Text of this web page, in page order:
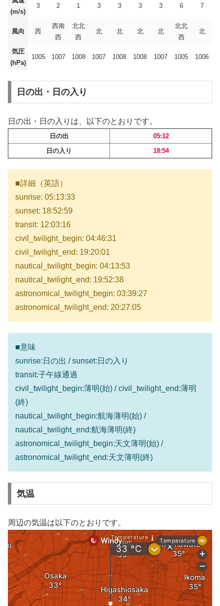
(m/s)
3 2 1 3 3 3 3 6 7
風向 西
西南
西
北北
西
北 北 北 北
北北
西
北
気圧
(hPa)
1005 1007 1008 1007 1008 1008 1007 1005 1006
日の出・日の入り
日の出・日の入りは、以下のとおりです。
日の出
05:12
日の入り
18:54
■詳細（英語）
sunrise: 05:13:33
sunset: 18:52:59
transit: 12:03:16
civil_twilight_begin: 04:46:31
civil_twilight_end: 19:20:01
nautical_twilight_begin: 04:13:53
nautical_twilight_end: 19:52:38
astronomical_twilight_begin: 03:39:27
astronomical_twilight_end: 20:27:05
■意味
sunrise:日の出 / sunset:日の入り
transit:子午線通過
civil_twilight_begin:薄明(始) / civil_twilight_end:薄明
(終)
nautical_twilight_begin:航海薄明(始) /
nautical_twilight_end:航海薄明(終)
astronomical_twilight_begin:天文薄明(始) /
astronomical_twilight_end:天文薄明(終)
気温
周辺の気温は以下のとおりです。